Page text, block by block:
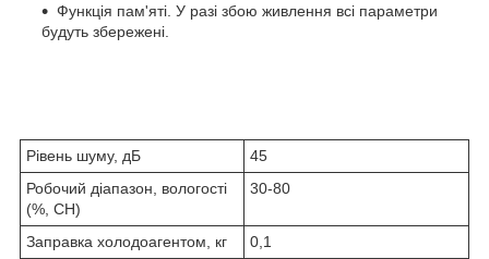
Функція пам'яті. У разі збою живлення всі параметри
будуть збережені.
Рівень шуму, дБ
45
Робочий діапазон, вологості
(%, CH)
30-80
Заправка холодоагентом, кг
0,1